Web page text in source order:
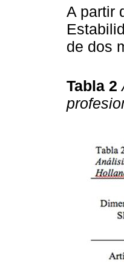
A partir
de dos
Tabla 2